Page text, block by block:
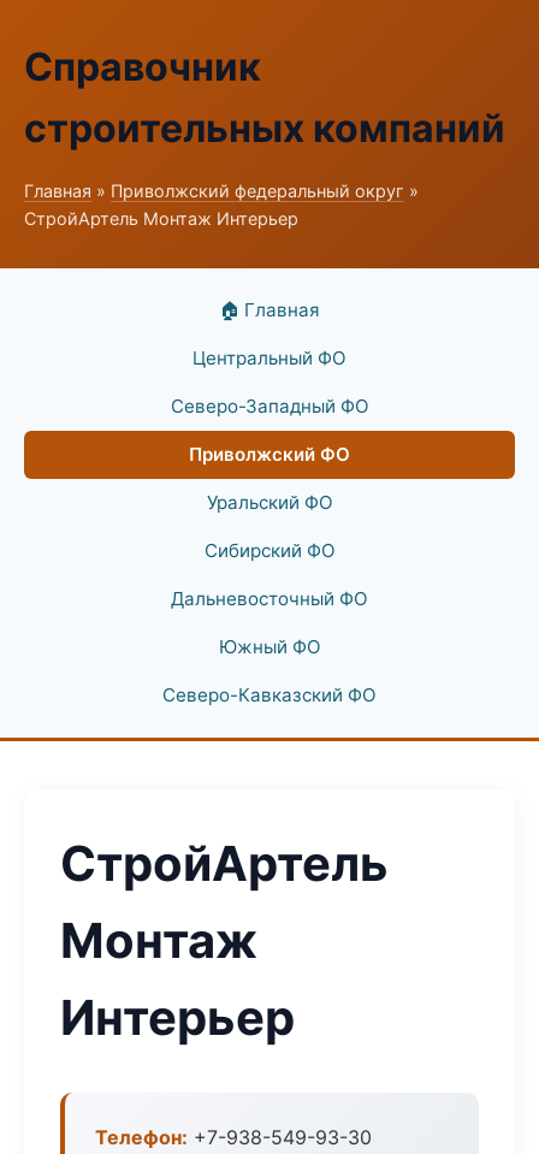
Справочник
строительных компаний
Главная » Приволжский федеральный округ »
СтройАртель Монтаж Интерьер
🏠 Главная
Центральный ФО
Северо-Западный ФО
Приволжский ФО
Уральский ФО
Сибирский ФО
Дальневосточный ФО
Южный ФО
Северо-Кавказский ФО
СтройАртель
Монтаж
Интерьер
Телефон: +7-938-549-93-30